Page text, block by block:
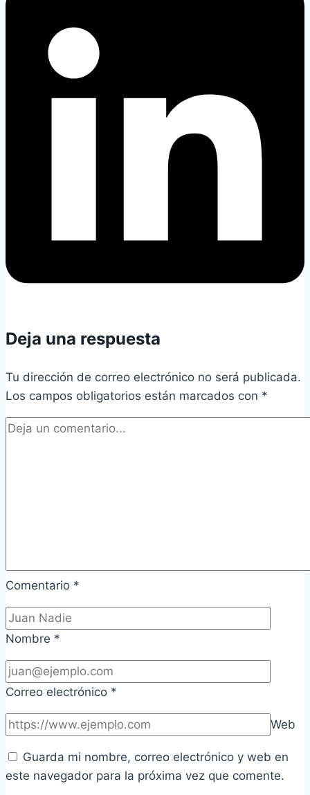
Deja una respuesta
Tu dirección de correo electrónico no será publicada.
Los campos obligatorios están marcados con *
Comentario *
Nombre *
Correo electrónico *
Web
Guarda mi nombre, correo electrónico y web en
este navegador para la próxima vez que comente.